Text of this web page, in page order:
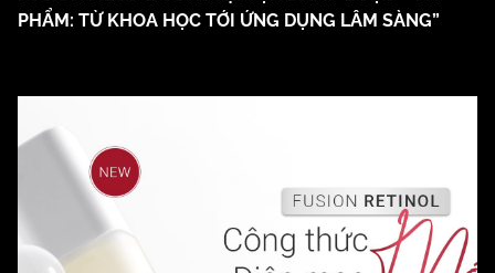
PHẨM: TỪ KHOA HỌC TỚI ỨNG DỤNG LÂM SÀNG”